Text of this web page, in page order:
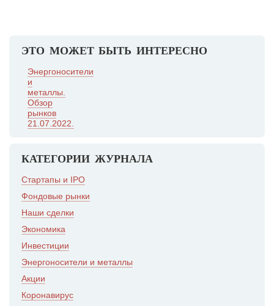
ЭТО МОЖЕТ БЫТЬ ИНТЕРЕСНО
Энергоносители
и
металлы.
Обзор
рынков
21.07.2022.
КАТЕГОРИИ ЖУРНАЛА
Стартапы и IPO
Фондовые рынки
Наши сделки
Экономика
Инвестиции
Энергоносители и металлы
Акции
Коронавирус